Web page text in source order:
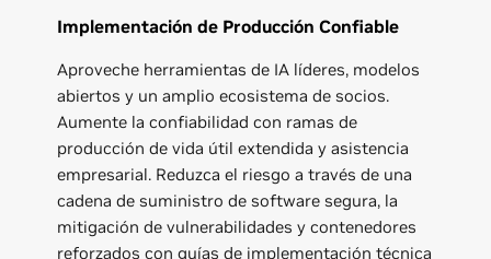
Implementación de Producción Confiable
Aproveche herramientas de IA líderes, modelos
abiertos y un amplio ecosistema de socios.
Aumente la confiabilidad con ramas de
producción de vida útil extendida y asistencia
empresarial. Reduzca el riesgo a través de una
cadena de suministro de software segura, la
mitigación de vulnerabilidades y contenedores
reforzados con guías de implementación técnica